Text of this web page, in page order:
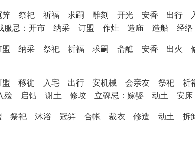
娶 冠笄 祭祀 祈福 求嗣 雕刻 开光 安香 出
忌：开市 纳采 订盟 作灶 造庙 造船 经络
娶 订盟 纳采 祭祀 祈福 求嗣 斋醮 安香 出
采 订盟 移徙 入宅 出行 安机械 会亲友 祭
启钻 谢土 修坟 立碑忌：嫁娶 动土 安
订盟 祭祀 沐浴 冠笄 合帐 裁衣 修造 动土